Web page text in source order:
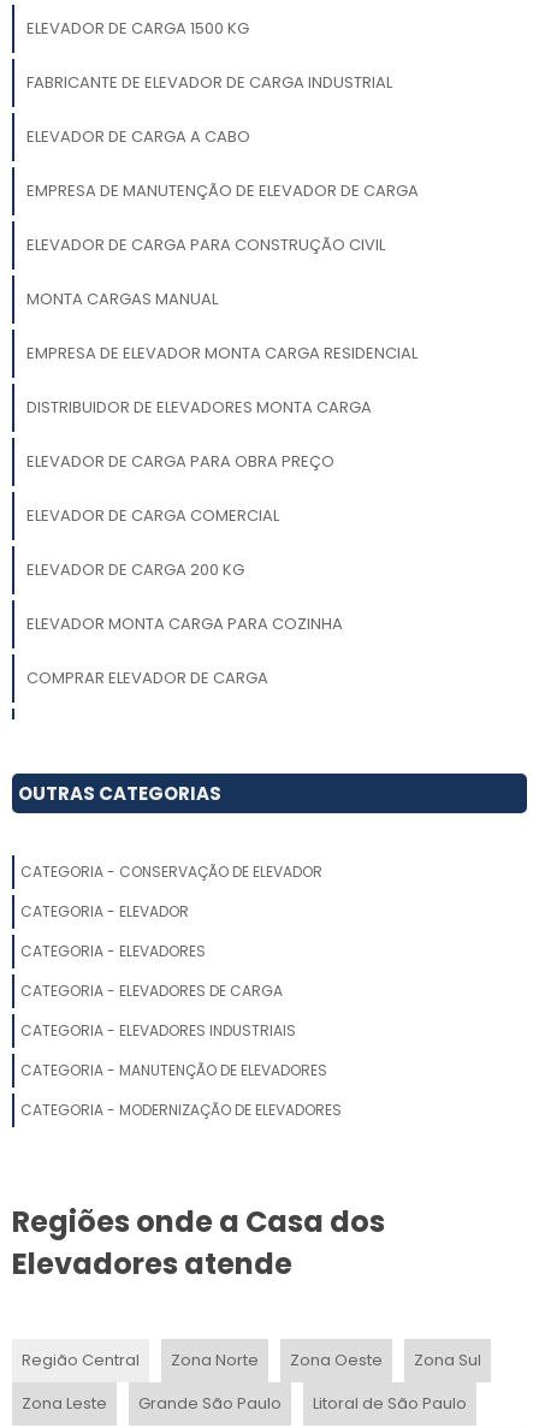
ELEVADOR DE CARGA 1500 KG
FABRICANTE DE ELEVADOR DE CARGA INDUSTRIAL
ELEVADOR DE CARGA A CABO
EMPRESA DE MANUTENÇÃO DE ELEVADOR DE CARGA
ELEVADOR DE CARGA PARA CONSTRUÇÃO CIVIL
MONTA CARGAS MANUAL
EMPRESA DE ELEVADOR MONTA CARGA RESIDENCIAL
DISTRIBUIDOR DE ELEVADORES MONTA CARGA
ELEVADOR DE CARGA PARA OBRA PREÇO
ELEVADOR DE CARGA COMERCIAL
ELEVADOR DE CARGA 200 KG
ELEVADOR MONTA CARGA PARA COZINHA
COMPRAR ELEVADOR DE CARGA
EMPRESA DE ELEVADOR MONTA CARGA INDUSTRIAL
ELEVADOR MONTA CARGA 1000KG
ELEVADOR DE CARGA
ELEVADOR DE CARGA RESIDENCIAL
ELEVADOR DE CARGA ALIMENTOS
COTAÇÃO ELEVADOR DE CARGA
ELEVADOR MONTA CARGA 500KG
OUTRAS CATEGORIAS
CATEGORIA - CONSERVAÇÃO DE ELEVADOR
CATEGORIA - ELEVADOR
CATEGORIA - ELEVADORES
CATEGORIA - ELEVADORES DE CARGA
CATEGORIA - ELEVADORES INDUSTRIAIS
CATEGORIA - MANUTENÇÃO DE ELEVADORES
CATEGORIA - MODERNIZAÇÃO DE ELEVADORES
Regiões onde a Casa dos
Elevadores atende
Região Central Zona Norte Zona Oeste
Zona Sul
Zona Leste
Grande São Paulo Litoral de São Paulo